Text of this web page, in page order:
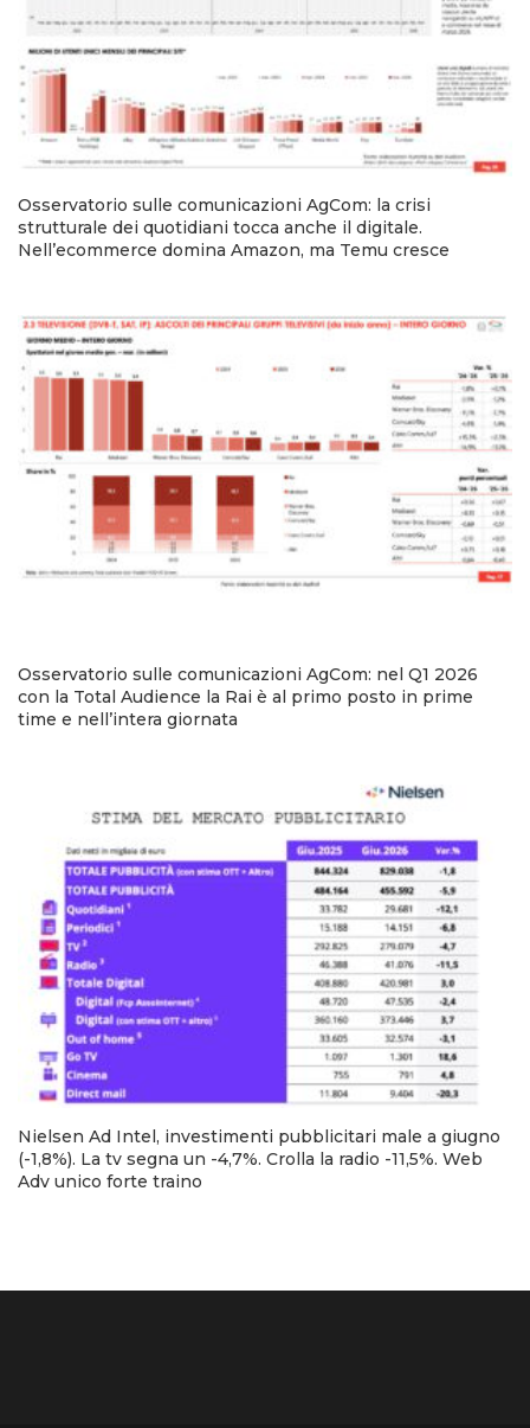
Osservatorio sulle comunicazioni AgCom: la crisi
strutturale dei quotidiani tocca anche il digitale.
Nell’ecommerce domina Amazon, ma Temu cresce
Osservatorio sulle comunicazioni AgCom: nel Q1 2026
con la Total Audience la Rai è al primo posto in prime
time e nell’intera giornata
Nielsen Ad Intel, investimenti pubblicitari male a giugno
(-1,8%). La tv segna un -4,7%. Crolla la radio -11,5%. Web
Adv unico forte traino